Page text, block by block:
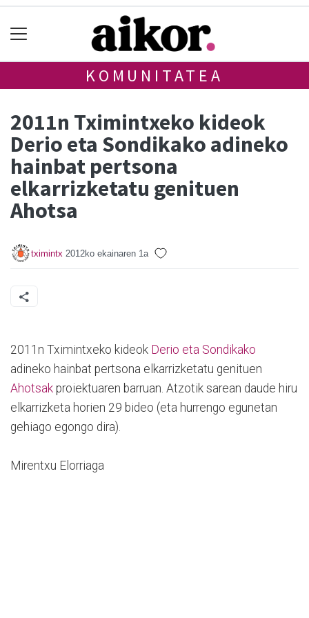
KOMUNITATEA
2011n Tximintxeko kideok
Derio eta Sondikako adineko
hainbat pertsona
elkarrizketatu genituen
Ahotsa
tximintx 2012ko ekainaren 1a
2011n Tximintxeko kideok Derio eta Sondikako
adineko hainbat pertsona elkarrizketatu genituen
Ahotsak proiektuaren barruan. Atzotik sarean daude hiru
elkarrizketa horien 29 bideo (eta hurrengo egunetan
gehiago egongo dira).
Mirentxu Elorriaga